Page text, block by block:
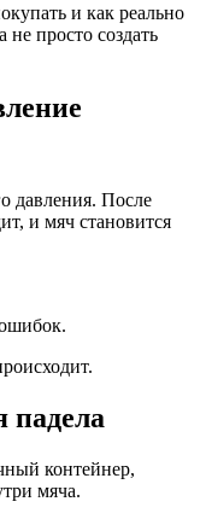
и как реально
не просто создать
давления. После
и мяч становится
падела
контейнер,
мяча.